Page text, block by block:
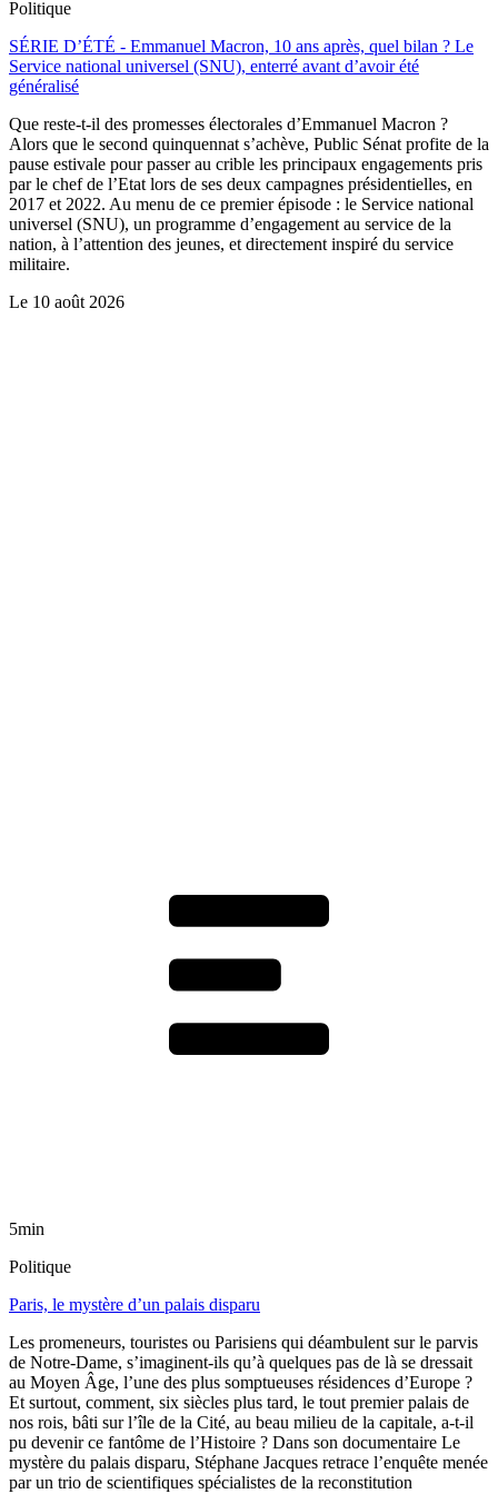
Politique
SÉRIE D’ÉTÉ - Emmanuel Macron, 10 ans après, quel bilan ? Le
Service national universel (SNU), enterré avant d’avoir été
généralisé
Que reste-t-il des promesses électorales d’Emmanuel Macron ?
Alors que le second quinquennat s’achève, Public Sénat profite de la
pause estivale pour passer au crible les principaux engagements pris
par le chef de l’Etat lors de ses deux campagnes présidentielles, en
2017 et 2022. Au menu de ce premier épisode : le Service national
universel (SNU), un programme d’engagement au service de la
nation, à l’attention des jeunes, et directement inspiré du service
militaire.
Le 10 août 2026
5min
Politique
Paris, le mystère d’un palais disparu
Les promeneurs, touristes ou Parisiens qui déambulent sur le parvis
de Notre-Dame, s’imaginent-ils qu’à quelques pas de là se dressait
au Moyen Âge, l’une des plus somptueuses résidences d’Europe ?
Et surtout, comment, six siècles plus tard, le tout premier palais de
nos rois, bâti sur l’île de la Cité, au beau milieu de la capitale, a-t-il
pu devenir ce fantôme de l’Histoire ? Dans son documentaire Le
mystère du palais disparu, Stéphane Jacques retrace l’enquête menée
par un trio de scientifiques spécialistes de la reconstitution